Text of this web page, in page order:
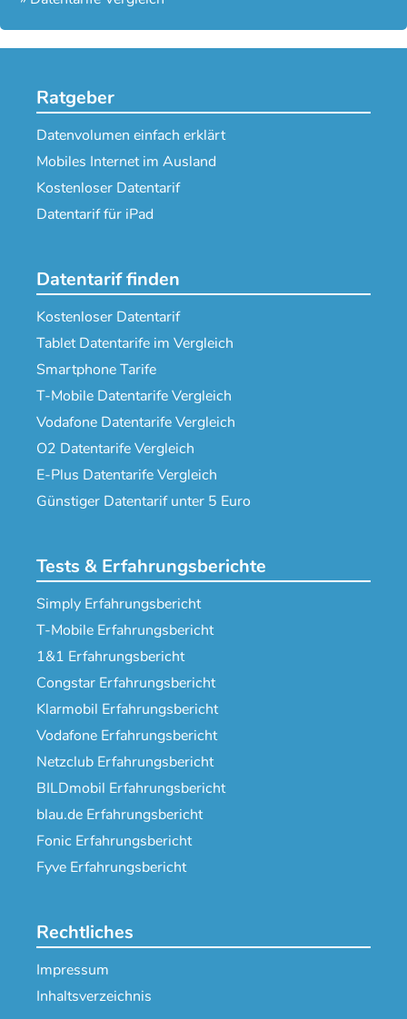
Ratgeber
Datenvolumen einfach erklärt
Mobiles Internet im Ausland
Kostenloser Datentarif
Datentarif für iPad
Datentarif finden
Kostenloser Datentarif
Tablet Datentarife im Vergleich
Smartphone Tarife
T-Mobile Datentarife Vergleich
Vodafone Datentarife Vergleich
O2 Datentarife Vergleich
E-Plus Datentarife Vergleich
Günstiger Datentarif unter 5 Euro
Tests & Erfahrungsberichte
Simply Erfahrungsbericht
T-Mobile Erfahrungsbericht
1&1 Erfahrungsbericht
Congstar Erfahrungsbericht
Klarmobil Erfahrungsbericht
Vodafone Erfahrungsbericht
Netzclub Erfahrungsbericht
BILDmobil Erfahrungsbericht
blau.de Erfahrungsbericht
Fonic Erfahrungsbericht
Fyve Erfahrungsbericht
Rechtliches
Impressum
Inhaltsverzeichnis